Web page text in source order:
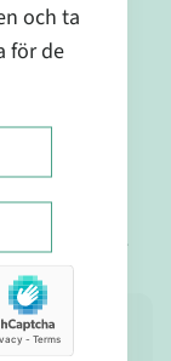
med en
i kylen.
och ta
för de